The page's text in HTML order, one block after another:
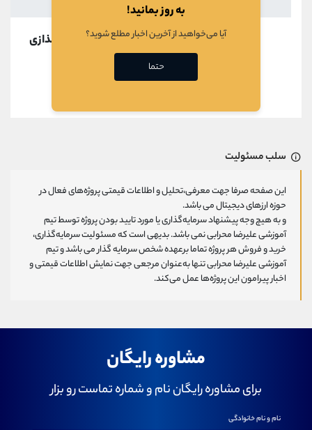
در حال بارگذازی
سلب مسئولیت
این صفحه صرفا جهت معرفی،تحلیل و اطلاعات قیمتی پروژه‌های فعال در
حوزه ارزهای دیجیتال می باشد.
و به هیچ وجه پیشنهاد سرمایه‌گذاری یا مورد تایید بودن پروژه توسط تیم
آموزشی علیرضا محرابی نمی باشد. بدیهی است که مسئولیت سرمایه‌گذاری،
خرید و فروش هر پروژه تماما برعهده شخص سرمایه گذار می باشد و تیم
آموزشی علیرضا محرابی تنها به‌عنوان مرجعی جهت نمایش اطلاعات قیمتی و
اخبار پیرامون این پروژه‌‌ها عمل می‌کند.
مشاوره رایگان
برای مشاوره رایگان نام و شماره تماست رو بزار
نام و نام خانوادگی
به روز بمانید!
آیا می‌خواهید از آخرین اخبار مطلع شوید؟
حتما